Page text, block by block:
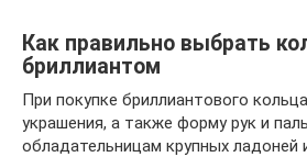
Как правильно выбрать
бриллиантом
При покупке бриллиантового
украшения, а также форму рук и
обладательницам крупных ладоней